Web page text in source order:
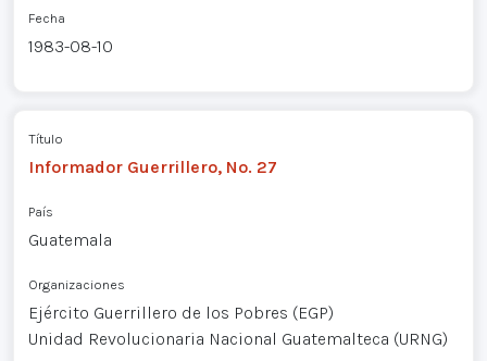
Fecha
1983-08-10
Título
Informador Guerrillero, No. 27
País
Guatemala
Organizaciones
Ejército Guerrillero de los Pobres (EGP)
Unidad Revolucionaria Nacional Guatemalteca (URNG)